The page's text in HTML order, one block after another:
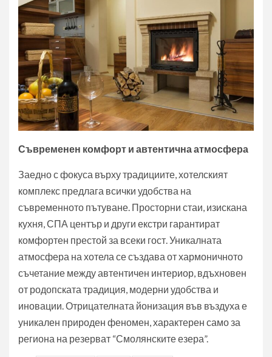
Съвременен комфорт и автентична атмосфера
Заедно с фокуса върху традициите, хотелският
комплекс предлага всички удобства на
съвременното пътуване. Просторни стаи, изискана
кухня, СПА център и други екстри гарантират
комфортен престой за всеки гост. Уникалната
атмосфера на хотела се създава от хармоничното
съчетание между автентичен интериор, вдъхновен
от родопската традиция, модерни удобства и
иновации. Отрицателната йонизация във въздуха е
уникален природен феномен, характерен само за
региона на резерват “Смолянските езера”.